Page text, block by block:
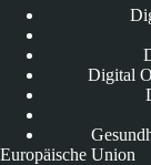
Digital
Europäische Union